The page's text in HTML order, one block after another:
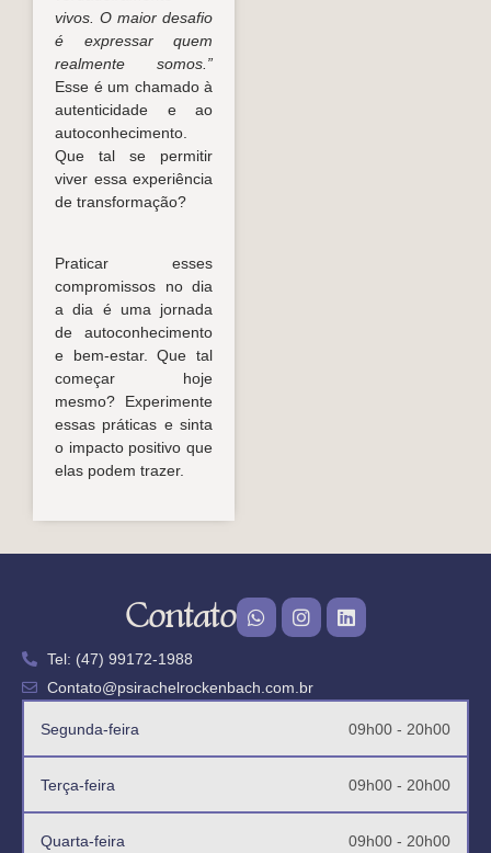
vivos. O maior desafio
é expressar quem
realmente somos.”
Esse é um chamado à
autenticidade e ao
autoconhecimento.
Que tal se permitir
viver essa experiência
de transformação?
Praticar esses
compromissos no dia
a dia é uma jornada
de autoconhecimento
e bem-estar. Que tal
começar hoje
mesmo? Experimente
essas práticas e sinta
o impacto positivo que
elas podem trazer.
Contato
Tel: (47) 99172-1988
Contato@psirachelrockenbach.com.br
Segunda-feira 09h00 - 20h00
Terça-feira 09h00 - 20h00
Quarta-feira 09h00 - 20h00